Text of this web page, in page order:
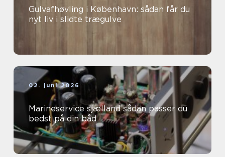
Gulvafhøvling i København: sådan får du
nyt liv i slidte trægulve
02. juni 2026
Marineservice sjælland sådan passer du
bedst på din båd